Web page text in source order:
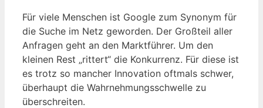
Für viele Menschen ist Google zum Synonym für
die Suche im Netz geworden. Der Großteil aller
Anfragen geht an den Marktführer. Um den
kleinen Rest „rittert“ die Konkurrenz. Für diese ist
es trotz so mancher Innovation oftmals schwer,
überhaupt die Wahrnehmungsschwelle zu
überschreiten.